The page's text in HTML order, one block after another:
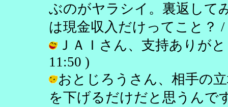
ぶのがヤラシイ。裏返して
は現金収入だけってこと？ /
ＪＡＩさん、支持ありが
11:50 )
おとじろうさん、相手の
を下げるだけだと思うん